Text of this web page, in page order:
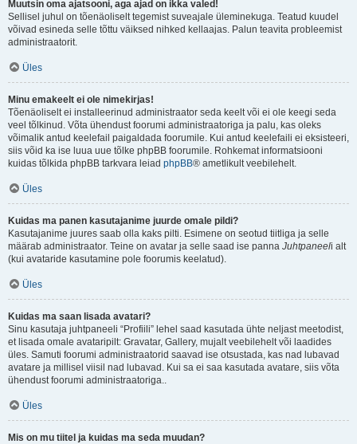
Muutsin oma ajatsooni, aga ajad on ikka valed!
Sellisel juhul on tõenäoliselt tegemist suveajale üleminekuga. Teatud kuudel
võivad esineda selle tõttu väiksed nihked kellaajas. Palun teavita probleemist
administraatorit.
Üles
Minu emakeelt ei ole nimekirjas!
Tõenäoliselt ei installeerinud administraator seda keelt või ei ole keegi seda
veel tõlkinud. Võta ühendust foorumi administraatoriga ja palu, kas oleks
võimalik antud keelefail paigaldada foorumile. Kui antud keelefaili ei eksisteeri,
siis võid ka ise luua uue tõlke phpBB foorumile. Rohkemat informatsiooni
kuidas tõlkida phpBB tarkvara leiad phpBB® ametlikult veebilehelt.
Üles
Kuidas ma panen kasutajanime juurde omale pildi?
Kasutajanime juures saab olla kaks pilti. Esimene on seotud tiitliga ja selle
määrab administraator. Teine on avatar ja selle saad ise panna Juhtpaneeli alt
(kui avataride kasutamine pole foorumis keelatud).
Üles
Kuidas ma saan lisada avatari?
Sinu kasutaja juhtpaneeli “Profiili” lehel saad kasutada ühte neljast meetodist,
et lisada omale avataripilt: Gravatar, Gallery, mujalt veebilehelt või laadides
üles. Samuti foorumi administraatorid saavad ise otsustada, kas nad lubavad
avatare ja millisel viisil nad lubavad. Kui sa ei saa kasutada avatare, siis võta
ühendust foorumi administraatoriga..
Üles
Mis on mu tiitel ja kuidas ma seda muudan?